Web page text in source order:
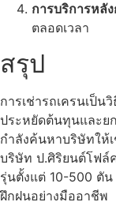
การบริการหลัง
ตลอดเวลา
สรุป
การเช่ารถเครนเป็
ประหยัดต้นทุนและย
กำลังค้นหาบริษัทให้
บริษัท ป.ศิริยนต์โฟล์
รุ่นตั้งแต่ 10-500 ตั
ฝึกฝนอย่างมืออาชีพ